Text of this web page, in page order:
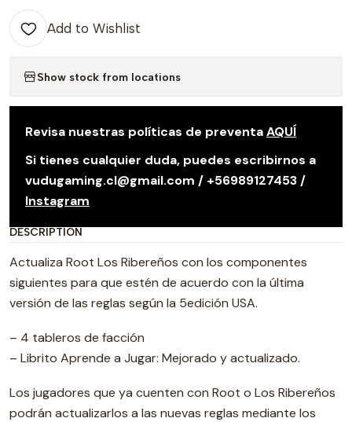
Add to Wishlist
Show stock from locations
Revisa nuestras políticas de preventaAQUÍ
Si tienes cualquier duda, puedes escribirnos a
vudugaming.cl@gmail.com / +56989127453 /
Instagram
DESCRIPTION
Actualiza Root Los Ribereños con los componentes
siguientes para que estén de acuerdo con la última
versión de las reglas según la 5edición USA.
– 4 tableros de facción
– Librito Aprende a Jugar: Mejorado y actualizado.
Los jugadores que ya cuenten con Root o Los Ribereños
podrán actualizarlos a las nuevas reglas mediante los